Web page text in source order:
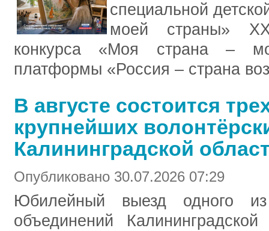
специальной
моей страны»
конкурса «Моя страна –
платформы «Россия – страна
В августе состоится
крупнейших
Калининградской
Опубликовано 30.07.2026 07:29
Юбилейный выезд одного из
объединений